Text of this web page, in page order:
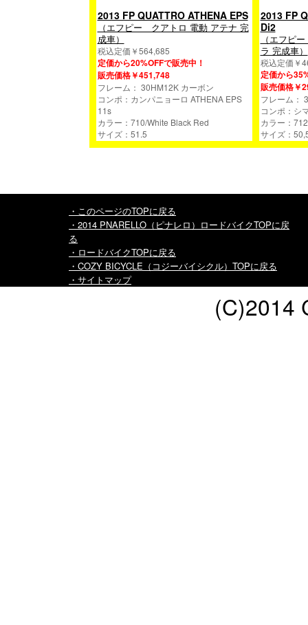
2013 FP QUATTRO ATHENA EPS
（エフピー クアトロ 電動 アテナ 完
成車）
税込定価￥564,685
定価から20%OFFで販売中！
販売価格￥451,748
フレーム： 30HM12K カーボン
コンポ：カンパニョーロ ATHENA EPS
11s
カラー：710/White Black Red
サイズ：51.5
2013 FP
Di2
（エフピ
ラ 完成車）
税込定価￥
定価から
販売価格￥
フレーム：
コンポ：シ
カラー：
サイズ：
・このページのTOPに戻る
・2014 PNARELLO（ピナレロ）ロードバイクTOPに戻
る
・ロードバイクTOPに戻る
・COZY BICYCLE（コジーバイシクル）TOPに戻る
・サイトマップ
(C)2014